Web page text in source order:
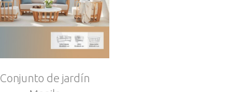
Conjunto de jardín